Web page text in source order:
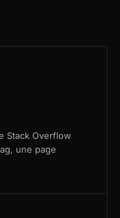
Stack Overflow
une page